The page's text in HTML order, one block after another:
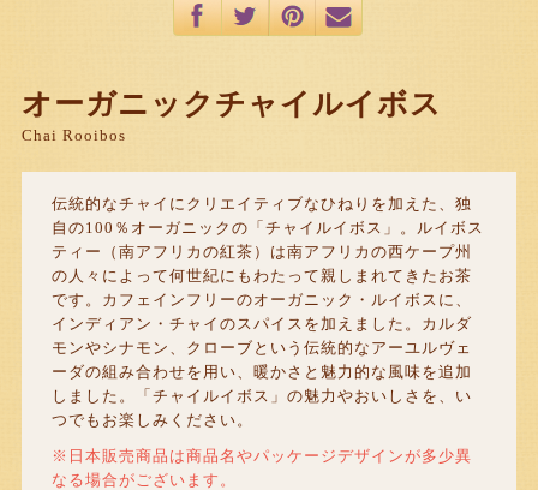
オーガニックチャイルイボス
Chai Rooibos
伝統的なチャイにクリエイティブなひねりを加えた、独
自の100％オーガニックの「チャイルイボス」。ルイボス
ティー（南アフリカの紅茶）は南アフリカの西ケープ州
の人々によって何世紀にもわたって親しまれてきたお茶
です。カフェインフリーのオーガニック・ルイボスに、
インディアン・チャイのスパイスを加えました。カルダ
モンやシナモン、クローブという伝統的なアーユルヴェ
ーダの組み合わせを用い、暖かさと魅力的な風味を追加
しました。「チャイルイボス」の魅力やおいしさを、い
つでもお楽しみください。
※日本販売商品は商品名やパッケージデザインが多少異
なる場合がございます。